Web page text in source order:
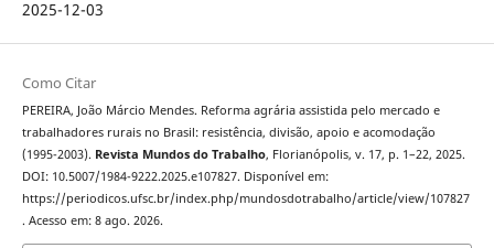
2025-12-03
Como Citar
PEREIRA, João Márcio Mendes. Reforma agrária assistida pelo mercado e
trabalhadores rurais no Brasil: resistência, divisão, apoio e acomodação
(1995-2003). Revista Mundos do Trabalho, Florianópolis, v. 17, p. 1–22, 2025.
DOI: 10.5007/1984-9222.2025.e107827. Disponível em:
https://periodicos.ufsc.br/index.php/mundosdotrabalho/article/view/107827
. Acesso em: 8 ago. 2026.